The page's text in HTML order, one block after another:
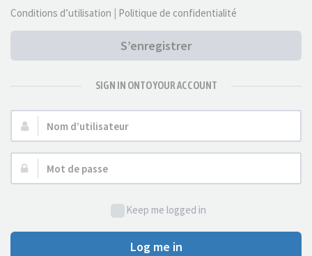
Conditions d’utilisation | Politique de confidentialité
S’enregistrer
SIGN IN ONTO YOUR ACCOUNT
Nom
d’utilisateur :
Mot
de
Keep me logged in
Log me in